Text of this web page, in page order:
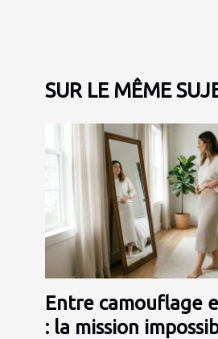
SUR LE MÊME
Entre camouflage
: la mission